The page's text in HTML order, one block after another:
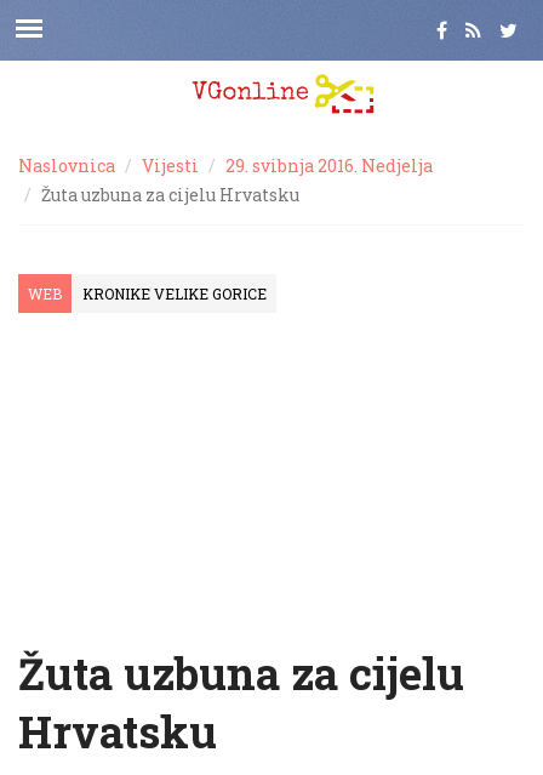
Naslovnica Vijesti
29. svibnja 2016. Nedjelja
Žuta uzbuna za cijelu Hrvatsku
WEB KRONIKE VELIKE GORICE
Žuta uzbuna za cijelu
Hrvatsku